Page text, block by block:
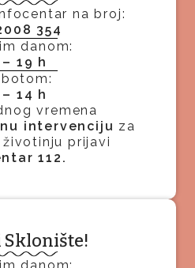
na broj:
354
danom:
19 h
14 h
vremena
intervenciju za
prijavi
112.
Sklonište!